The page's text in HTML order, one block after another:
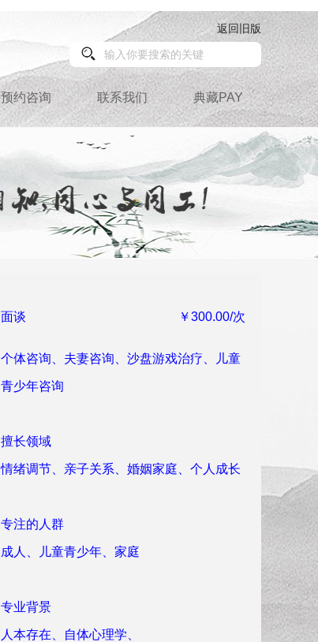
返回旧版
预约咨询 联系我们 典藏PAY
￥300.00/次
面谈
个体咨询、夫妻咨询、沙盘游戏治疗、儿童
青少年咨询
擅长领域
情绪调节、亲子关系、婚姻家庭、个人成长
专注的人群
成人、儿童青少年、家庭
专业背景
人本存在、自体心理学、